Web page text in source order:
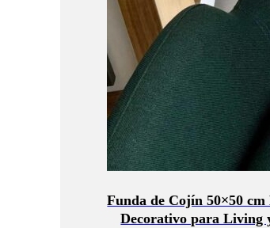
Funda de Cojín 50×50
Decorativo para Living